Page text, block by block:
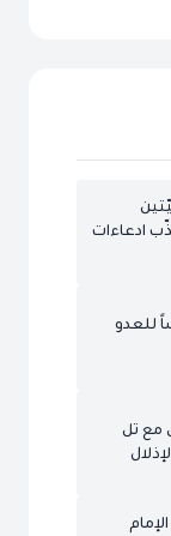
ادعاءات
للعدو
مع تل